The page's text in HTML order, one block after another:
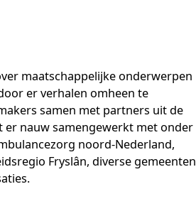
maatschappelijke onderwerpen
er verhalen omheen te
samen met partners uit de
nauw samengewerkt met onder
noord-Nederland,
Fryslân, diverse gemeenten